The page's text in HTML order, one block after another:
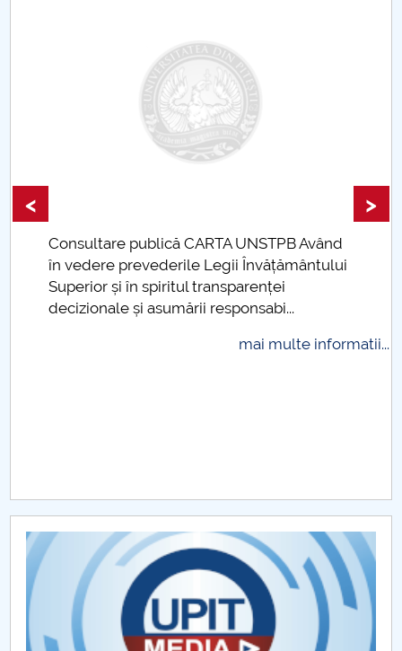
Protecția datelor personale
UNIVERSITATE pentru comunitate
IOSUD/CSUD-Doctorate
Comisie de etica unversitară
Accesibilitate pentru studenții cu dizabilități
Raportul Conducerii Centrului Universitar Pitești
privind implementarea Planului Operațional 2020-
Chestionar angajabilitate ALUMNI – UPB
CAR2026
MENIU CANTINA
Admitere doctorat 2023
Consultare publică CARTA UNSTPB Având
în vedere prevederile Legii Învățământului
Superior și în spiritul transparenței
decizionale și asumării responsabi...
mai multe informatii...
< >